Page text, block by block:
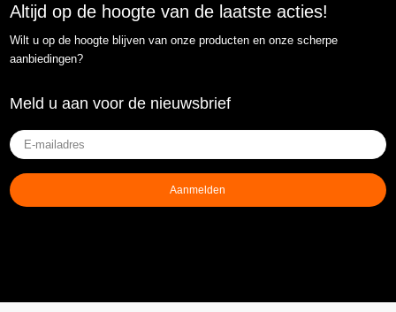
Altijd op de hoogte van de laatste acties!
Wilt u op de hoogte blijven van onze producten en onze scherpe
aanbiedingen?
Meld u aan voor de nieuwsbrief
E-
mailadres(Vereist)
Aanmelden